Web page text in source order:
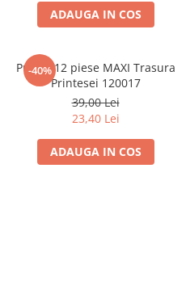
ADAUGA IN COS
-40%
Puzzle 12 piese MAXI Trasura
Printesei 120017
39,00 Lei
23,40 Lei
ADAUGA IN COS